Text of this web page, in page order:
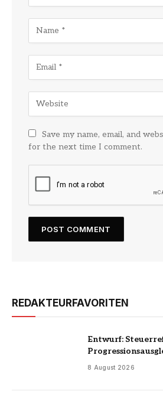
Save my name, email, and
for the next time I comment.
REDAKTEURFAVORITEN
Entwurf:
8 August 2026